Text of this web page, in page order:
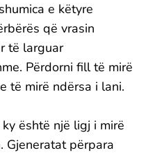
e këtyre
që vrasin
të larguar
Përdorni fill të mirë
të mirë ndërsa i lani.
është një ligj i mirë
Gjeneratat përpara